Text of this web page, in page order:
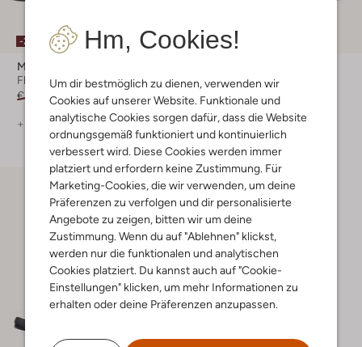
Hm, Cookies!
Um dir bestmöglich zu dienen, verwenden wir
Cookies auf unserer Website. Funktionale und
analytische Cookies sorgen dafür, dass die Website
ordnungsgemäß funktioniert und kontinuierlich
verbessert wird. Diese Cookies werden immer
platziert und erfordern keine Zustimmung. Für
Marketing-Cookies, die wir verwenden, um deine
Präferenzen zu verfolgen und dir personalisierte
Angebote zu zeigen, bitten wir um deine
Zustimmung. Wenn du auf "Ablehnen" klickst,
werden nur die funktionalen und analytischen
Cookies platziert. Du kannst auch auf "Cookie-
Einstellungen" klicken, um mehr Informationen zu
erhalten oder deine Präferenzen anzupassen.
-20%
Michael Kors
Flache Sandalen
€ 129,99
€ 103,99
+ mehr farben
-60%
Sandaletten mit Absatz
€ 229,99 € 91,99